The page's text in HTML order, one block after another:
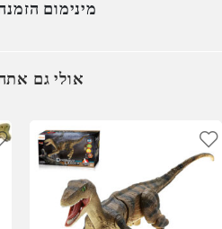
מינימום הזמנה
אולי גם